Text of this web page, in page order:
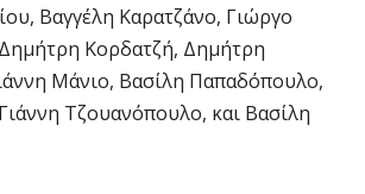
Βαγγέλη Καρατζάνο, Γιώργο
Κορδατζή, Δημήτρη
Μάνιο, Βασίλη Παπαδόπουλο,
Τζουανόπουλο, και Βασίλη